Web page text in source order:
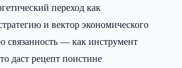
переход как
и вектор экономического
связанность — как инструмент
даст рецепт поистине